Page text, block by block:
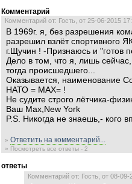
Комментарий
Комментарий от: Гость, от 25-06-2015
В 1969г. я, без разрешения
разрешил взлёт спортивного
г.Щучин ! -Признаюсь и "готов
Дело в том, что я, лишь
тогда происшедшего...
Оказывается, наименование
НАТО = МАХ= !
Не судите строго лётчика-
Ваш Мах,New York
P.S. Никогда не знаешь,- кого
» Ответить на комментарий...
» Посмотреть все ответы - 2
ответы
Комментарий от: Гость, от 08-09-